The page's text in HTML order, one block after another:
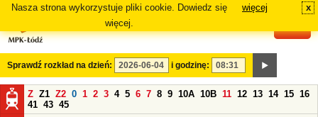
Nasza strona wykorzystuje pliki cookie. Dowiedz się
więcej.
więcej x
Sprawdź rozkład na dzień: i godzinę:
Z Z1 Z2 0 1 2 3 4 5 6 7 8 9 10A 10B 11 12 13 14 15 16
41 43 45